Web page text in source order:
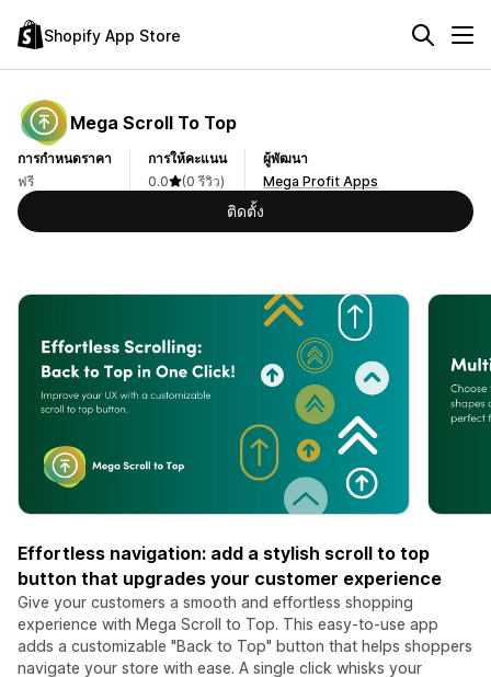
Shopify App Store
Mega Scroll To Top
การกำหนดราคา
ฟรี
การให้คะแนน
0.0
(0 รีวิว)
ผู้พัฒนา
Mega Profit Apps
ติดตั้ง
Effortless navigation: add a stylish scroll to top
button that upgrades your customer experience
Give your customers a smooth and effortless shopping
experience with Mega Scroll to Top. This easy-to-use app
adds a customizable "Back to Top" button that helps shoppers
navigate your store with ease. A single click whisks your